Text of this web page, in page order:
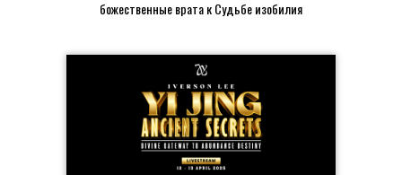
божественные врата к Судьбе изобилия